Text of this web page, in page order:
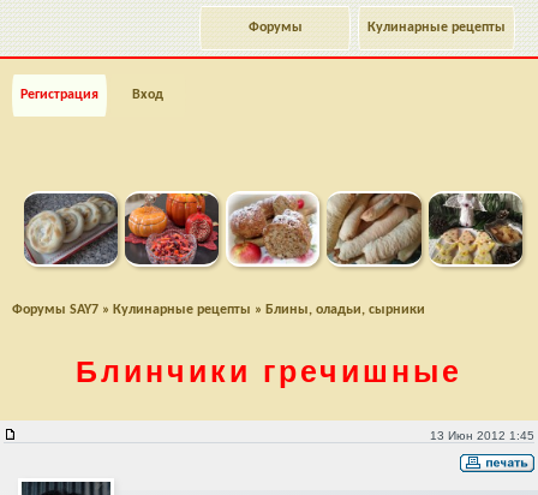
Кулинарные рецепты
Форумы
Регистрация Вход
Форумы SAY7 » Кулинарные рецепты » Блины, оладьи, сырники
Блинчики гречишные
13 Июн 2012 1:45